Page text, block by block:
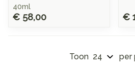
40ml
€ 58,00 €
Toon per